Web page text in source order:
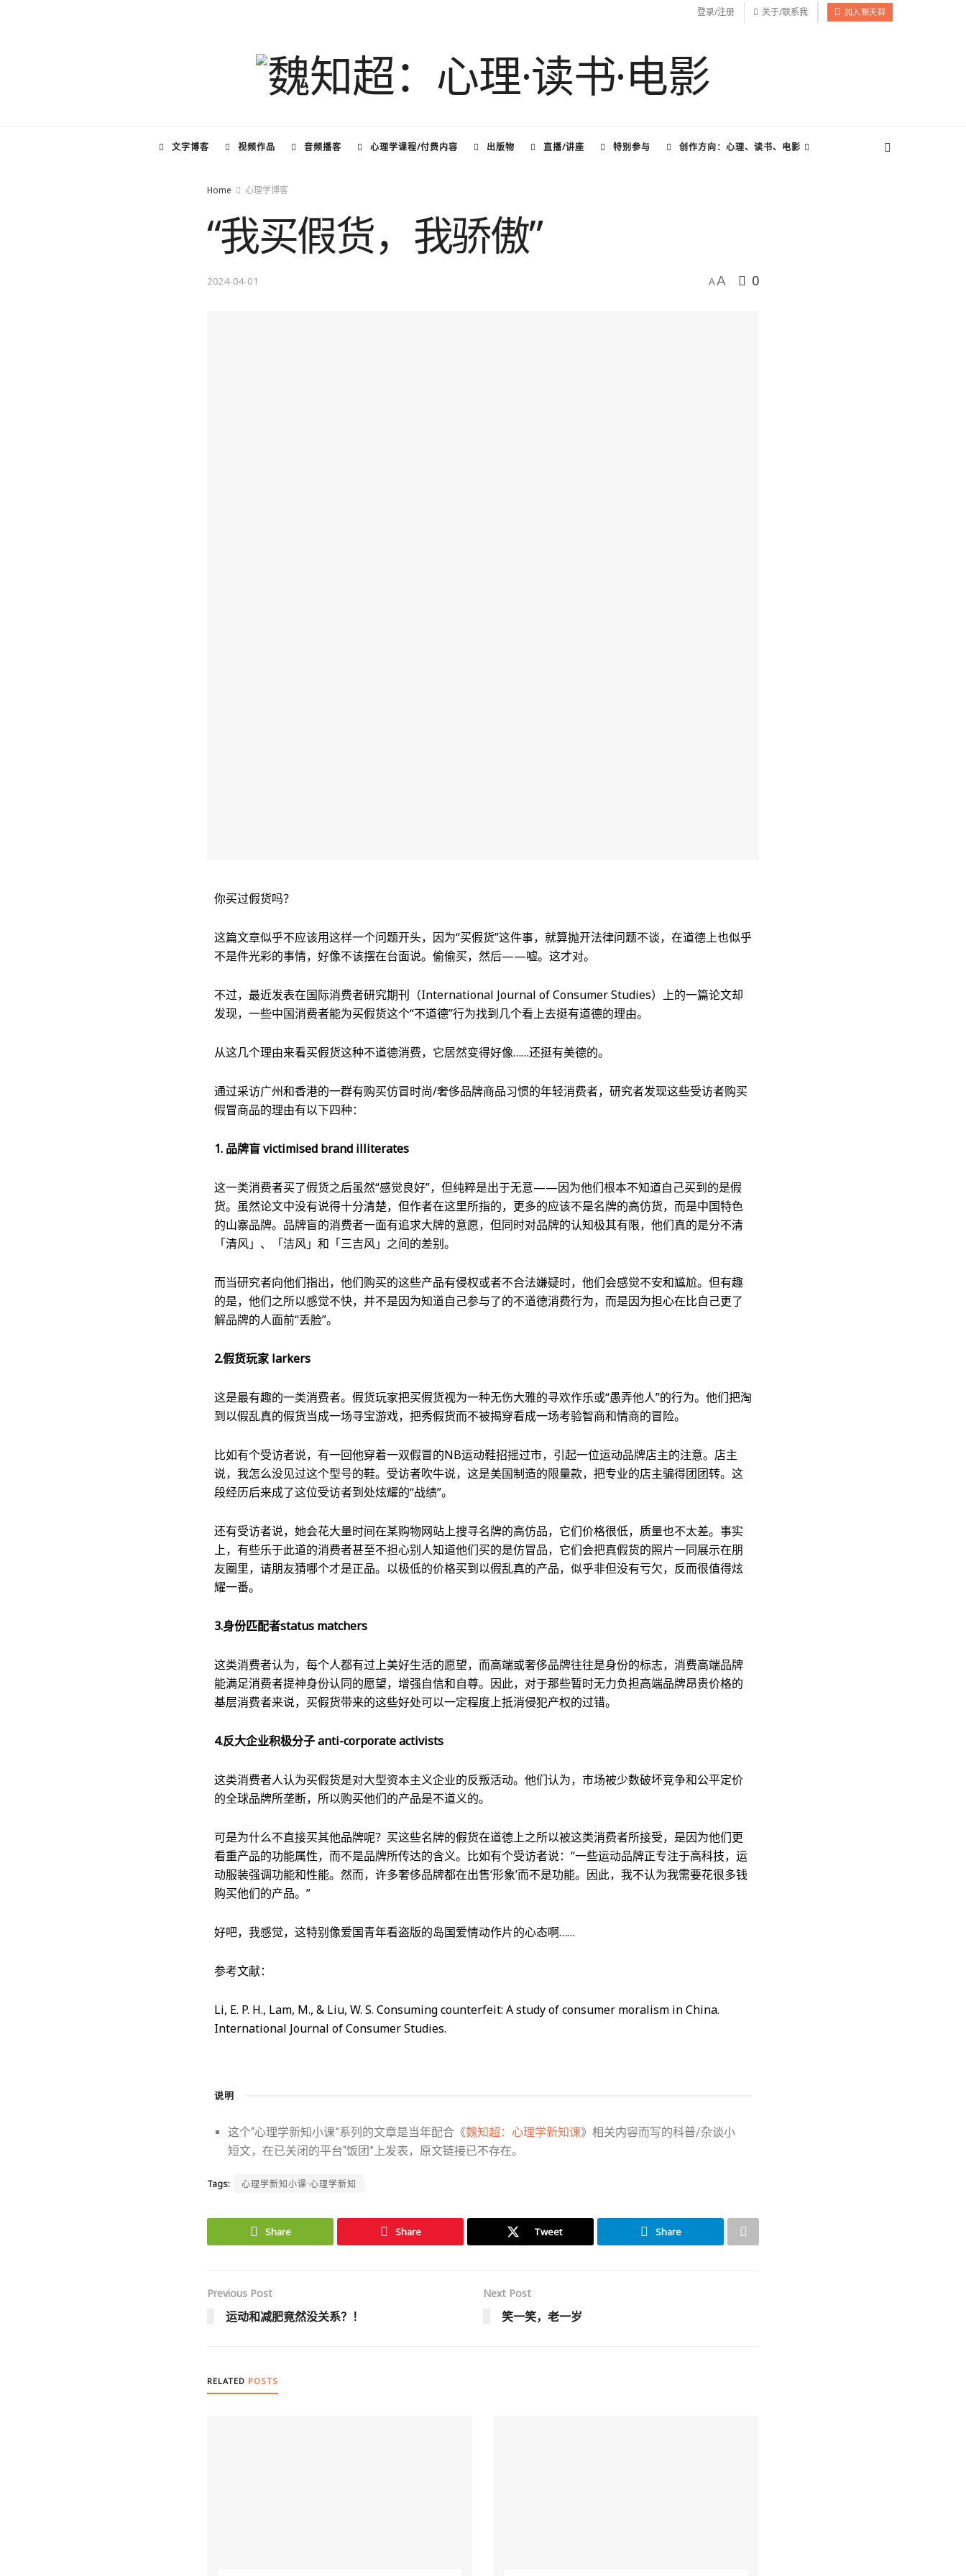
登录/注册 关于/联系我 加入聊天群
文字博客 视频作品 音频播客 心理学课程/付费内容 出版物 直播/讲座 特别参与 创作方向：心理、读书、电影
Home 心理学博客
“我买假货，我骄傲”
2024-04-01 AA 0
你买过假货吗？
这篇文章似乎不应该用这样一个问题开头，因为“买假货”这件事，就算抛开法律问题不谈，在道德上也似乎
不是件光彩的事情，好像不该摆在台面说。偷偷买，然后——嘘。这才对。
不过，最近发表在国际消费者研究期刊（International Journal of Consumer Studies）上的一篇论文却
发现，一些中国消费者能为买假货这个“不道德”行为找到几个看上去挺有道德的理由。
从这几个理由来看买假货这种不道德消费，它居然变得好像……还挺有美德的。
通过采访广州和香港的一群有购买仿冒时尚/奢侈品牌商品习惯的年轻消费者，研究者发现这些受访者购买
假冒商品的理由有以下四种：
1. 品牌盲 victimised brand illiterates
这一类消费者买了假货之后虽然“感觉良好”，但纯粹是出于无意——因为他们根本不知道自己买到的是假
货。虽然论文中没有说得十分清楚，但作者在这里所指的，更多的应该不是名牌的高仿货，而是中国特色
的山寨品牌。品牌盲的消费者一面有追求大牌的意愿，但同时对品牌的认知极其有限，他们真的是分不清
「清风」、「洁风」和「三吉风」之间的差别。
而当研究者向他们指出，他们购买的这些产品有侵权或者不合法嫌疑时，他们会感觉不安和尴尬。但有趣
的是，他们之所以感觉不快，并不是因为知道自己参与了的不道德消费行为，而是因为担心在比自己更了
解品牌的人面前“丢脸”。
2.假货玩家 larkers
这是最有趣的一类消费者。假货玩家把买假货视为一种无伤大雅的寻欢作乐或“愚弄他人”的行为。他们把淘
到以假乱真的假货当成一场寻宝游戏，把秀假货而不被揭穿看成一场考验智商和情商的冒险。
比如有个受访者说，有一回他穿着一双假冒的NB运动鞋招摇过市，引起一位运动品牌店主的注意。店主
说，我怎么没见过这个型号的鞋。受访者吹牛说，这是美国制造的限量款，把专业的店主骗得团团转。这
段经历后来成了这位受访者到处炫耀的“战绩”。
还有受访者说，她会花大量时间在某购物网站上搜寻名牌的高仿品，它们价格很低，质量也不太差。事实
上，有些乐于此道的消费者甚至不担心别人知道他们买的是仿冒品，它们会把真假货的照片一同展示在朋
友圈里，请朋友猜哪个才是正品。以极低的价格买到以假乱真的产品，似乎非但没有亏欠，反而很值得炫
耀一番。
3.身份匹配者status matchers
这类消费者认为，每个人都有过上美好生活的愿望，而高端或奢侈品牌往往是身份的标志，消费高端品牌
能满足消费者提神身份认同的愿望，增强自信和自尊。因此，对于那些暂时无力负担高端品牌昂贵价格的
基层消费者来说，买假货带来的这些好处可以一定程度上抵消侵犯产权的过错。
4.反大企业积极分子 anti-corporate activists
这类消费者人认为买假货是对大型资本主义企业的反叛活动。他们认为，市场被少数破坏竞争和公平定价
的全球品牌所垄断，所以购买他们的产品是不道义的。
可是为什么不直接买其他品牌呢？买这些名牌的假货在道德上之所以被这类消费者所接受，是因为他们更
看重产品的功能属性，而不是品牌所传达的含义。比如有个受访者说：“一些运动品牌正专注于高科技，运
动服装强调功能和性能。然而，许多奢侈品牌都在出售‘形象’而不是功能。因此，我不认为我需要花很多钱
购买他们的产品。”
好吧，我感觉，这特别像爱国青年看盗版的岛国爱情动作片的心态啊……
参考文献：
Li, E. P. H., Lam, M., & Liu, W. S. Consuming counterfeit: A study of consumer moralism in China.
International Journal of Consumer Studies.
说明
这个“心理学新知小课”系列的文章是当年配合《魏知超：心理学新知课》相关内容而写的科普/杂谈小
短文，在已关闭的平台“饭团”上发表，原文链接已不存在。
Tags: 心理学新知小课·心理学新知
Share Share Tweet Share
Previous Post
运动和减肥竟然没关系？！
Next Post
笑一笑，老一岁
RELATED POSTS